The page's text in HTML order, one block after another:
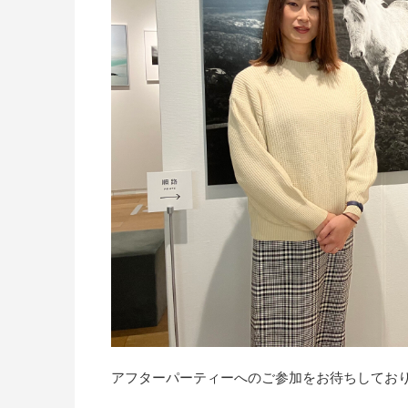
アフターパーティーへのご参加をお待ちしてお